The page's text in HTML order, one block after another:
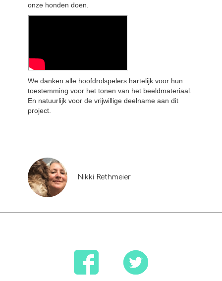
onze honden doen.
We danken alle hoofdrolspelers hartelijk voor hun
toestemming voor het tonen van het beeldmateriaal.
En natuurlijk voor de vrijwillige deelname aan dit
project.
Nikki Rethmeier